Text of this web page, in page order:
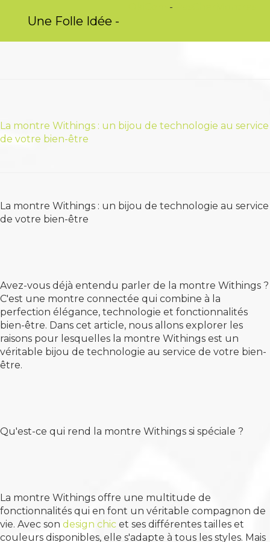
RechercherNo-Name Maho
La montre Withings : un bijou de technologie au service
de votre bien-être
La montre Withings : un bijou de technologie au service
de votre bien-être
Avez-vous déjà entendu parler de la montre Withings ?
C'est une montre connectée qui combine à la
perfection élégance, technologie et fonctionnalités
bien-être. Dans cet article, nous allons explorer les
raisons pour lesquelles la montre Withings est un
véritable bijou de technologie au service de votre bien-
être.
Qu'est-ce qui rend la montre Withings si spéciale ?
La montre Withings offre une multitude de
fonctionnalités qui en font un véritable compagnon de
vie. Avec son design chic et ses différentes tailles et
couleurs disponibles, elle s'adapte à tous les styles. Mais
Une Folle Idée -
-